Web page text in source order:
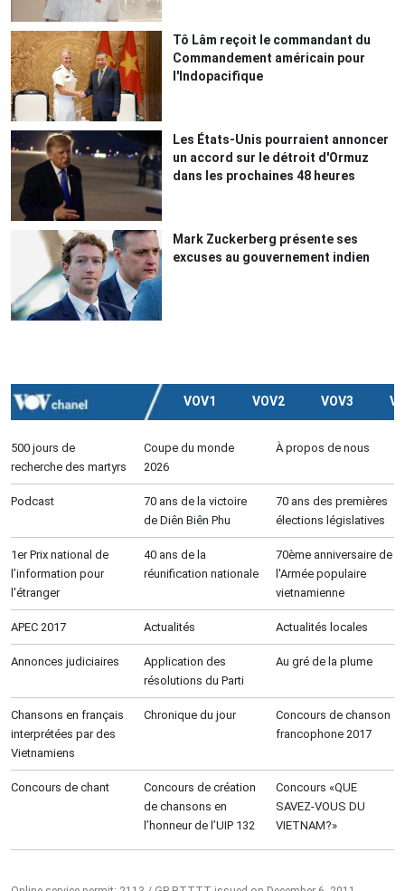
Tô Lâm reçoit le commandant du
Commandement américain pour
l'Indopacifique
Les États-Unis pourraient annoncer
un accord sur le détroit d'Ormuz
dans les prochaines 48 heures
Mark Zuckerberg présente ses
excuses au gouvernement indien
VOV1 VOV2 VOV3
500 jours de
recherche des martyrs
Coupe du monde
2026
À propos de nous
Podcast
70 ans de la victoire
de Diên Biên Phu
70 ans des premières
élections législatives
1er Prix national de
l’information pour
l'étranger
40 ans de la
réunification nationale
70ème anniversaire de
l'Armée populaire
vietnamienne
APEC 2017 Actualités Actualités locales
Annonces judiciaires
Application des
résolutions du Parti
Au gré de la plume
Chansons en français
interprétées par des
Vietnamiens
Chronique du jour
Concours de chanson
francophone 2017
Concours de chant
Concours de création
de chansons en
l’honneur de l’UIP 132
Concours «QUE
SAVEZ-VOUS DU
VIETNAM?»